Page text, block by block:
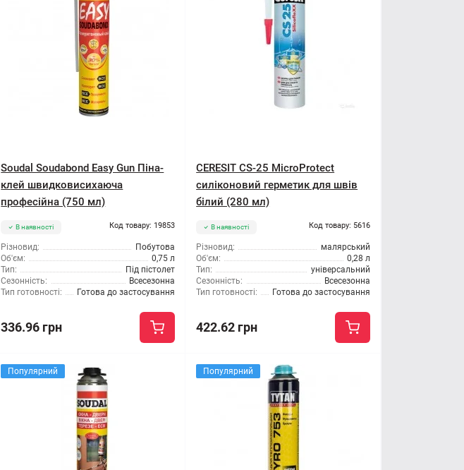
Soudal Soudabond Easy Gun Піна-
клей швидковисихаюча
професійна (750 мл)
В наявності Код товару: 19853
Різновид:
Побутова
Об'єм:
0,75 л
Тип:
Під пістолет
Сезонність:
Всесезонна
Тип готовності:
Готова до застосування
336.96 грн
CERESIT CS-25 MicroProtect
силіконовий герметик для швів
білий (280 мл)
В наявності Код товару: 5616
Різновид:
малярський
Об'єм:
0,28 л
Тип:
універсальний
Сезонність:
Всесезонна
Тип готовності:
Готова до застосування
422.62 грн
Популярний Популярний